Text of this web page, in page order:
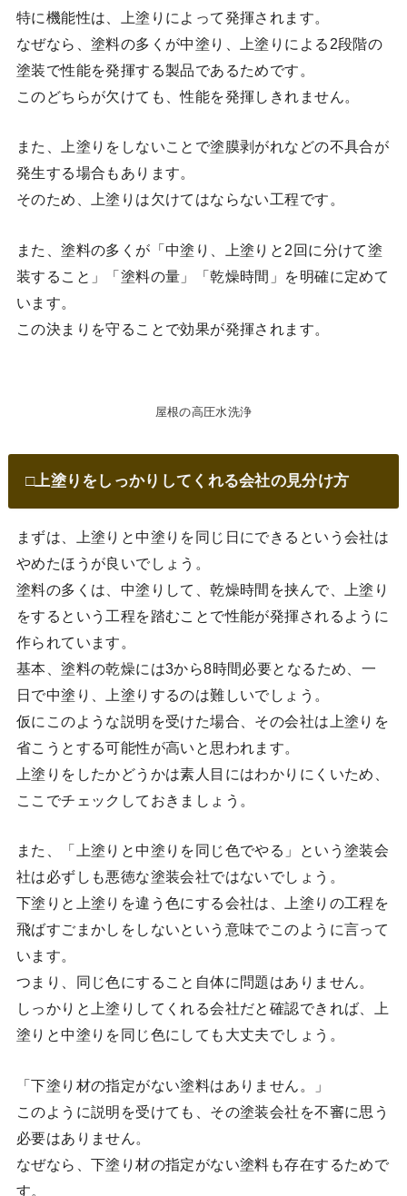
特に機能性は、上塗りによって発揮されます。
なぜなら、塗料の多くが中塗り、上塗りによる2段階の
塗装で性能を発揮する製品であるためです。
このどちらが欠けても、性能を発揮しきれません。
また、上塗りをしないことで塗膜剥がれなどの不具合が
発生する場合もあります。
そのため、上塗りは欠けてはならない工程です。
また、塗料の多くが「中塗り、上塗りと2回に分けて塗
装すること」「塗料の量」「乾燥時間」を明確に定めて
います。
この決まりを守ることで効果が発揮されます。
屋根の高圧水洗浄
□上塗りをしっかりしてくれる会社の見分け方
まずは、上塗りと中塗りを同じ日にできるという会社は
やめたほうが良いでしょう。
塗料の多くは、中塗りして、乾燥時間を挟んで、上塗り
をするという工程を踏むことで性能が発揮されるように
作られています。
基本、塗料の乾燥には3から8時間必要となるため、一
日で中塗り、上塗りするのは難しいでしょう。
仮にこのような説明を受けた場合、その会社は上塗りを
省こうとする可能性が高いと思われます。
上塗りをしたかどうかは素人目にはわかりにくいため、
ここでチェックしておきましょう。
また、「上塗りと中塗りを同じ色でやる」という塗装会
社は必ずしも悪徳な塗装会社ではないでしょう。
下塗りと上塗りを違う色にする会社は、上塗りの工程を
飛ばすごまかしをしないという意味でこのように言って
います。
つまり、同じ色にすること自体に問題はありません。
しっかりと上塗りしてくれる会社だと確認できれば、上
塗りと中塗りを同じ色にしても大丈夫でしょう。
「下塗り材の指定がない塗料はありません。」
このように説明を受けても、その塗装会社を不審に思う
必要はありません。
なぜなら、下塗り材の指定がない塗料も存在するためで
す。